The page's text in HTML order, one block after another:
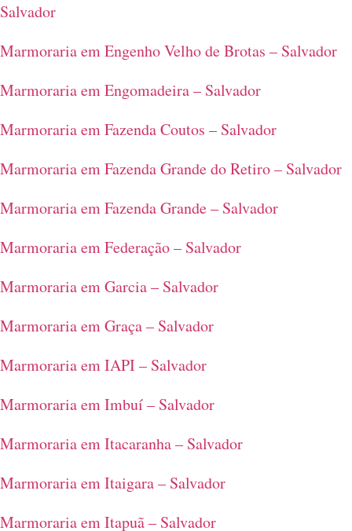
Salvador
Marmoraria em Engenho Velho de Brotas – Salvador
Marmoraria em Engomadeira – Salvador
Marmoraria em Fazenda Coutos – Salvador
Marmoraria em Fazenda Grande do Retiro – Salvador
Marmoraria em Fazenda Grande – Salvador
Marmoraria em Federação – Salvador
Marmoraria em Garcia – Salvador
Marmoraria em Graça – Salvador
Marmoraria em IAPI – Salvador
Marmoraria em Imbuí – Salvador
Marmoraria em Itacaranha – Salvador
Marmoraria em Itaigara – Salvador
Marmoraria em Itapuã – Salvador